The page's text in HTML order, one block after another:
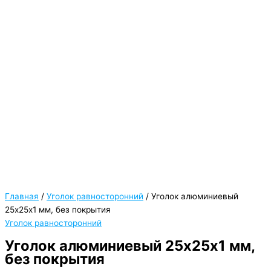
Главная / Уголок равносторонний / Уголок алюминиевый
25х25х1 мм, без покрытия
Уголок равносторонний
Уголок алюминиевый 25х25х1 мм,
без покрытия